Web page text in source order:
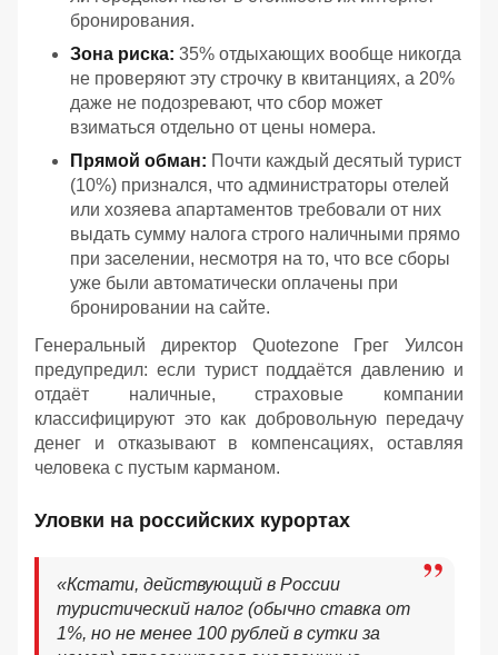
бронирования.
Зона риска: 35% отдыхающих вообще никогда
не проверяют эту строчку в квитанциях, а 20%
даже не подозревают, что сбор может
взиматься отдельно от цены номера.
Прямой обман: Почти каждый десятый турист
(10%) признался, что администраторы отелей
или хозяева апартаментов требовали от них
выдать сумму налога строго наличными прямо
при заселении, несмотря на то, что все сборы
уже были автоматически оплачены при
бронировании на сайте.
Генеральный директор Quotezone Грег Уилсон
предупредил: если турист поддаётся давлению и
отдаёт наличные, страховые компании
классифицируют это как добровольную передачу
денег и отказывают в компенсациях, оставляя
человека с пустым карманом.
Уловки на российских курортах
«Кстати, действующий в России
туристический налог (обычно ставка от
1%, но не менее 100 рублей в сутки за